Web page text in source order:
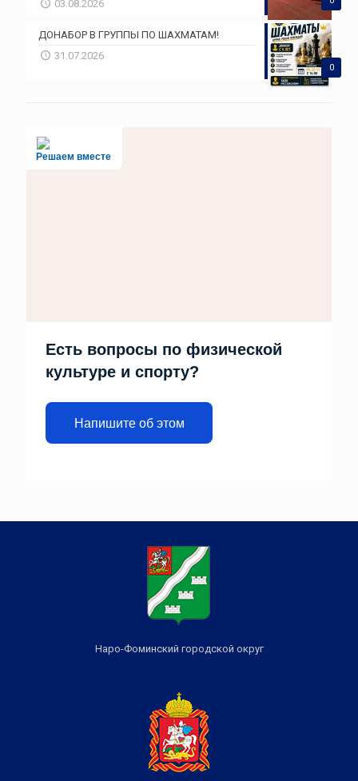
03.08.2026
0
ДОНАБОР В ГРУППЫ ПО ШАХМАТАМ!
31.07.2026
Решаем вместе
Есть вопросы по физической
культуре и спорту?
Напишите об этом
Наро-Фоминский городской округ